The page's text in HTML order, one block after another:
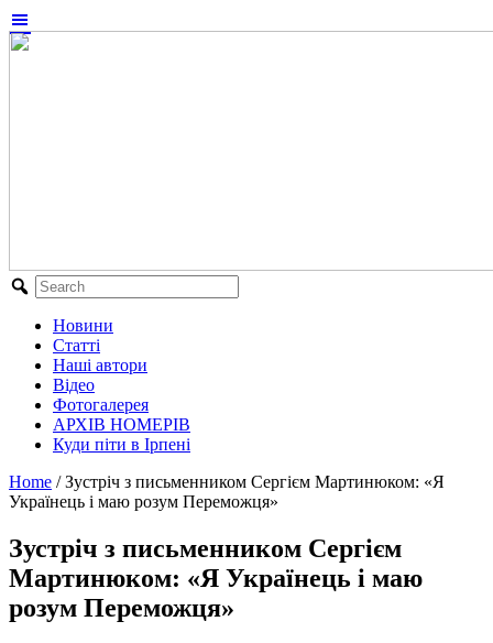
Новини
Статті
Наші автори
Відео
Фотогалерея
АРХІВ НОМЕРІВ
Куди піти в Ірпені
Home / Зустріч з письменником Сергієм Мартинюком: «Я
Українець і маю розум Переможця»
Зустріч з письменником Сергієм
Мартинюком: «Я Українець і маю
розум Переможця»